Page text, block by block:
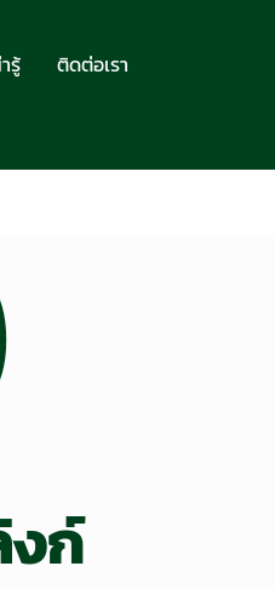
รู้ ติดต่อเรา
ก์